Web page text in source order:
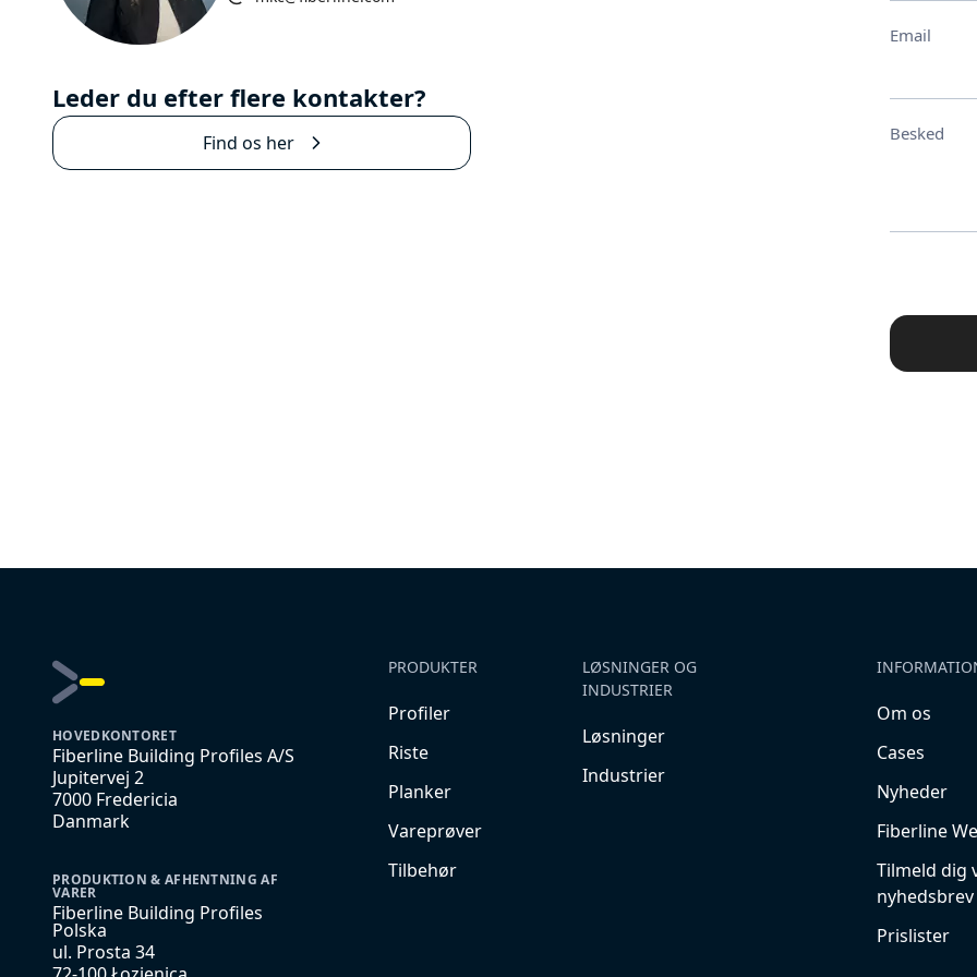
Leder du efter flere kontakter?
Find os her
Email
Besked
HOVEDKONTORET
Fiberline Building Profiles A/S
Jupitervej 2
7000 Fredericia
Danmark
PRODUKTION & AFHENTNING AF
VARER
Fiberline Building Profiles
Polska
ul. Prosta 34
PRODUKTER
Profiler
Riste
Planker
Vareprøver
Tilbehør
LØSNINGER OG
INDUSTRIER
Løsninger
Industrier
Om os
Cases
Nyheder
Fiberline
Tilmeld dig
nyhedsbrev
Prislister